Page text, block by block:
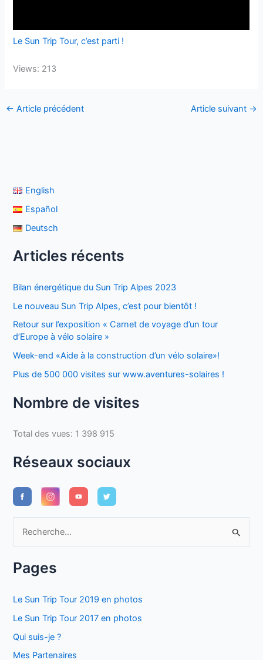
Le Sun Trip Tour, c’est parti !
Views: 213
← Article précédent Article suivant →
English
Español
Deutsch
Articles récents
Bilan énergétique du Sun Trip Alpes 2023
Le nouveau Sun Trip Alpes, c’est pour bientôt !
Retour sur l’exposition « Carnet de voyage d’un tour
d’Europe à vélo solaire »
Week-end «Aide à la construction d’un vélo solaire»!
Plus de 500 000 visites sur www.aventures-solaires !
Nombre de visites
Total des vues: 1 398 915
Réseaux sociaux
h
h
Pages
Le Sun Trip Tour 2019 en photos
Le Sun Trip Tour 2017 en photos
Qui suis-je ?
Mes Partenaires